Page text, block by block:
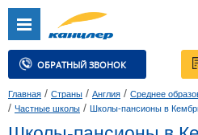
ОБРАТНЫЙ ЗВОНОК
Главная / Страны / Англия / Среднее
/ Частные школы / Школы-пансионы в